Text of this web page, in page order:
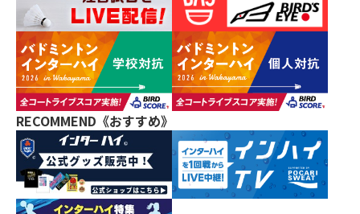
RECOMMEND《おすすめ》